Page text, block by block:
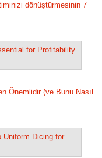
dönüştürmesinin 7
Önemlidir (ve Bunu Nasıl